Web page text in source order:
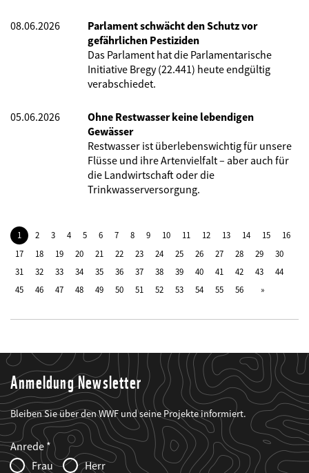
08.06.2026
Parlament schwächt den Schutz vor
gefährlichen Pestiziden
Das Parlament hat die Parlamentarische
Initiative Bregy (22.441) heute endgültig
verabschiedet.
05.06.2026
Ohne Restwasser keine lebendigen
Gewässer
Restwasser ist überlebenswichtig für unsere
Flüsse und ihre Artenvielfalt – aber auch für
die Landwirtschaft oder die
Trinkwasserversorgung.
1 2 3 4 5 6 7 8 9 10 11 12 13 14 15
16
17
18 19 20 21 22 23 24 25 26 27 28 29
30
31
32 33 34 35 36 37 38 39 40 41 42 43
44
45
46 47 48 49 50 51 52 53 54 55 56
Anmeldung Newsletter
Bleiben Sie über den WWF und seine Projekte informiert.
Web2Case
Infofelder
Fieldset
anrede_name
Anrede
Frau
Herr